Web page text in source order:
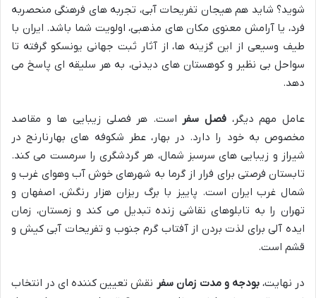
شوید؟ شاید هم هیجان تفریحات آبی، تجربه های فرهنگی منحصربه
فرد، یا آرامش معنوی مکان های مذهبی، اولویت شما باشد. ایران با
طیف وسیعی از این گزینه ها، از آثار ثبت جهانی یونسکو گرفته تا
سواحل بی نظیر و کوهستان های دیدنی، به هر سلیقه ای پاسخ می
دهد.
عامل مهم دیگر، فصل سفر است. هر فصلی زیبایی ها و مقاصد
مخصوص به خود را دارد. در بهار، عطر شکوفه های بهارنارنج در
شیراز و زیبایی های سرسبز شمال، هر گردشگری را سرمست می کند.
تابستان فرصتی برای فرار از گرما به شهرهای خوش آب وهوای غرب و
شمال غرب ایران است. پاییز با برگ ریزان هزار رنگش، اصفهان و
تهران را به تابلوهای نقاشی زنده تبدیل می کند و زمستان، زمان
ایده آلی برای لذت بردن از آفتاب گرم جنوب و تفریحات آبی کیش و
قشم است.
در نهایت،بودجه و مدت زمان سفر نقش تعیین کننده ای در انتخاب